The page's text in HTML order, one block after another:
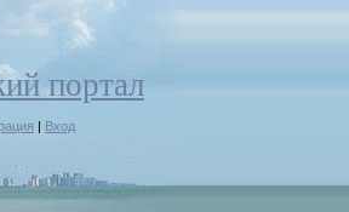
портал
| Вход